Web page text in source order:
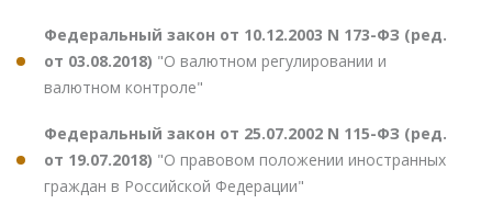
Федеральный закон от 10.12.2003 N 173-ФЗ (ред.
от 03.08.2018) "О валютном регулировании и
валютном контроле"
Федеральный закон от 25.07.2002 N 115-ФЗ (ред.
от 19.07.2018) "О правовом положении иностранных
граждан в Российской Федерации"